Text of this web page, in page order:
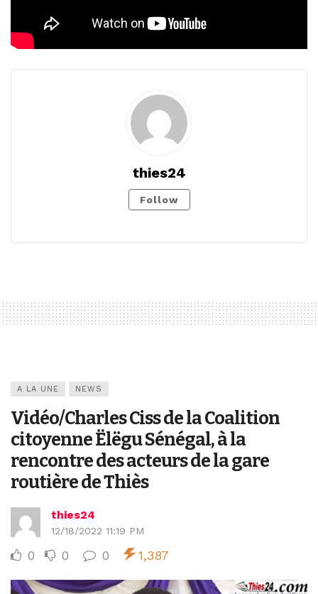
thies24
Follow
A LA UNE NEWS
Vidéo/Charles Ciss de la Coalition
citoyenne Ëlëgu Sénégal, à la
rencontre des acteurs de la gare
routière de Thiès
thies24
12/18/2022 11:19 PM
0 0 0 1,387